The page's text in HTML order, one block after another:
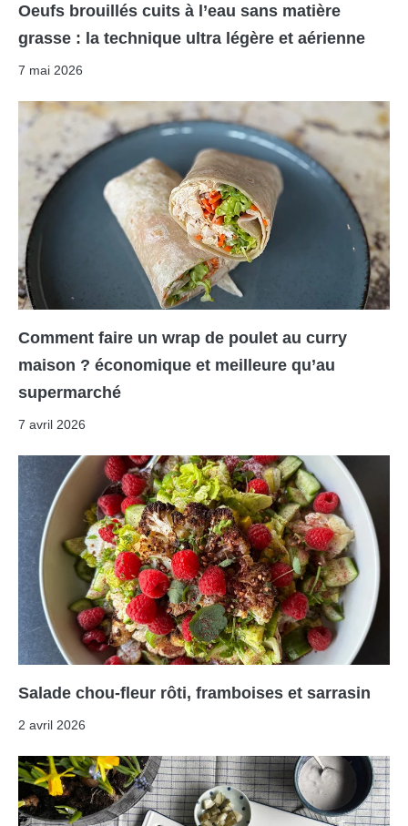
Oeufs brouillés cuits à l’eau sans matière
grasse : la technique ultra légère et aérienne
7 mai 2026
Comment faire un wrap de poulet au curry
maison ? économique et meilleure qu’au
supermarché
7 avril 2026
Salade chou-fleur rôti, framboises et sarrasin
2 avril 2026